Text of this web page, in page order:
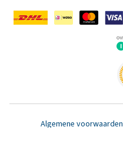
Algemene voorwaarden